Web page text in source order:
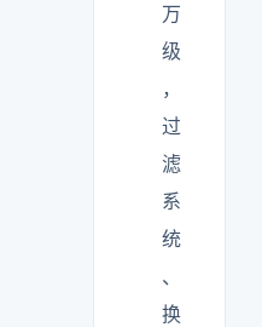
万
级
，
过
滤
系
统
、
换